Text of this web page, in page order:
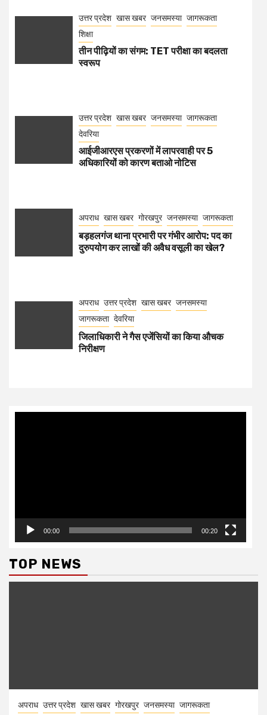
उत्तर प्रदेश खास खबर जनसमस्या जागरूकता
शिक्षा
तीन पीढ़ियों का संगम: TET परीक्षा का बदलता
स्वरूप
उत्तर प्रदेश खास खबर जनसमस्या जागरूकता
देवरिया
आईजीआरएस प्रकरणों में लापरवाही पर 5
अधिकारियों को कारण बताओ नोटिस
अपराध खास खबर गोरखपुर जनसमस्या जागरूकता
बड़हलगंज थाना प्रभारी पर गंभीर आरोप: पद का
दुरुपयोग कर लाखों की अवैध वसूली का खेल?
अपराध उत्तर प्रदेश खास खबर जनसमस्या
जागरूकता देवरिया
जिलाधिकारी ने गैस एजेंसियों का किया औचक
निरीक्षण
00:00 00:20
TOP NEWS
अपराध उत्तर प्रदेश खास खबर गोरखपुर जनसमस्या जागरूकता